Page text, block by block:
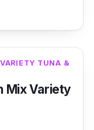
TUNA &
Mix Variety